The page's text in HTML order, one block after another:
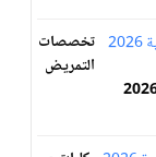
تخصصات
التمريض